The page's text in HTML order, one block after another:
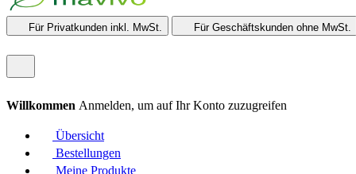
Für Privatkunden inkl. MwSt. Für Geschäftskunden ohne MwSt.
Willkommen Anmelden, um auf Ihr Konto zuzugreifen
Übersicht
Bestellungen
Meine Produkte